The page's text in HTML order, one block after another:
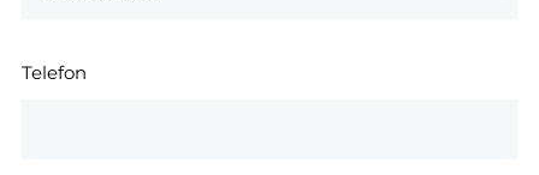
Telefon